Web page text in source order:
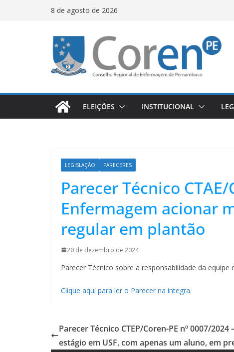
8 de agosto de 2026
ELEIÇÕES INSTITUCIONAL
LEGISLAÇÃO PARECERES
Parecer Técnico
Enfermagem acionar
regular em plantão
20 de dezembro de 2024
Parecer Técnico sobre a responsabilidade da
Clique aqui para ler o Parecer na íntegra.
Parecer Técnico CTEP/Coren-PE nº 0007/
estágio em USF, com apenas um aluno, em